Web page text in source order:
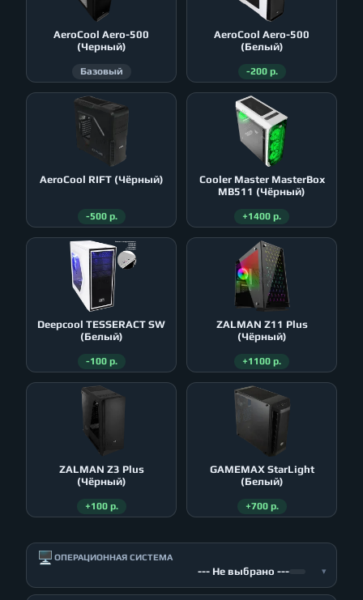
AeroСool Aero-500
(Черный)
Базовый
AeroСool Aero-500
(Белый)
-200 р.
AeroСool RIFT (Чёрный)
-500 р.
Cooler Master MasterBox
MB511 (Чёрный)
+1400 р.
Deepcool TESSERACT SW
(Белый)
-100 р.
ZALMAN Z11 Plus
(Чёрный)
+1100 р.
ZALMAN Z3 Plus
(Чёрный)
+100 р.
GAMEMAX StarLight
(Белый)
+700 р.
🖥️ ОПЕРАЦИОННАЯ СИСТЕМА
--- Не выбрано --- ▾